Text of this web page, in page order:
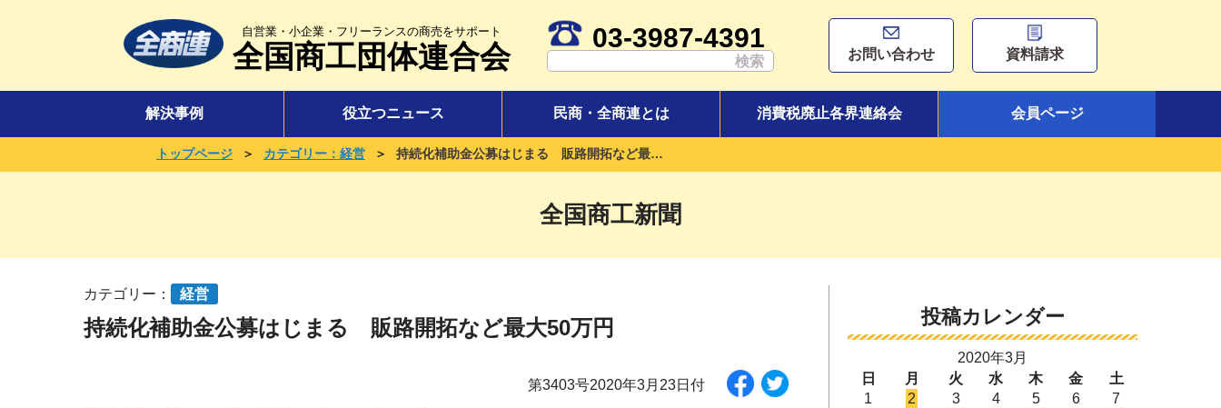
自営業・小企業・フリーランスの商売をサポート
全国商工団体連合会
03-3987-4391
お問い合わせ 資料請求
解決事例 役立つニュース 民商・全商連とは 消費税廃止各界連絡会 会員ページ
トップページ ＞ カテゴリー：経営 ＞ 持続化補助金公募はじまる 販路開拓など最大50万円
全国商工新聞
カテゴリー： 経営
持続化補助金公募はじまる 販路開拓など最大50万円
第3403号2020年3月23日付
投稿カレンダー
2020年3月
日
月 火 水 木 金
土
1
2 3 4 5 6
7